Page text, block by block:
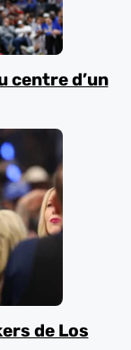
centre d’un
de Los